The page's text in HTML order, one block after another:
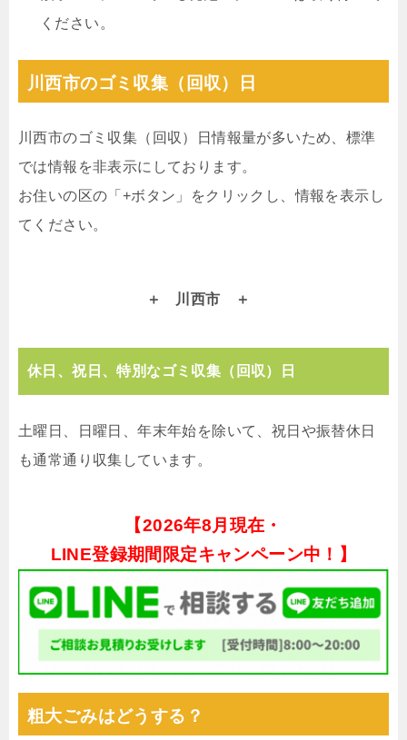
ください。
川西市のゴミ収集（回収）日
川西市のゴミ収集（回収）日情報量が多いため、標準
では情報を非表示にしております。
お住いの区の「+ボタン」をクリックし、情報を表示し
てください。
川西市
休日、祝日、特別なゴミ収集（回収）日
土曜日、日曜日、年末年始を除いて、祝日や振替休日
も通常通り収集しています。
【2026年8月現在・
LINE登録期間限定キャンペーン中！】
粗大ごみはどうする？